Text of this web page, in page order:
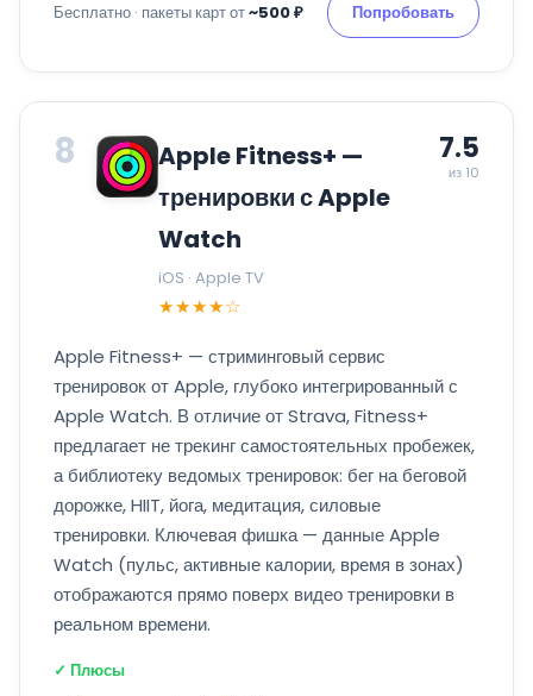
Бесплатно · пакеты карт от~500 ₽ Попробовать
8
Apple Fitness+ —
тренировки с Apple
Watch
iOS · Apple TV
★★★★☆
7.5
из 10
Apple Fitness+ — стриминговый сервис
тренировок от Apple, глубоко интегрированный с
Apple Watch. В отличие от Strava, Fitness+
предлагает не трекинг самостоятельных пробежек,
а библиотеку ведомых тренировок: бег на беговой
дорожке, HIIT, йога, медитация, силовые
тренировки. Ключевая фишка — данные Apple
Watch (пульс, активные калории, время в зонах)
отображаются прямо поверх видео тренировки в
реальном времени.
✓ Плюсы